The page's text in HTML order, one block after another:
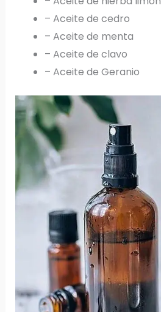
– Aceite de cedro
– Aceite de menta
– Aceite de clavo
– Aceite de Geranio